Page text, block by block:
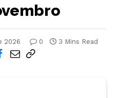
2026 0
3 Mins Read